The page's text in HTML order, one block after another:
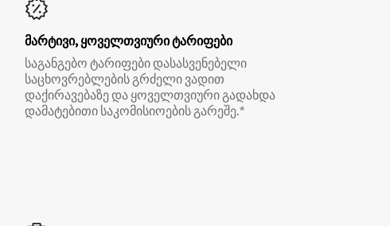
მარტივი, ყოველთვიური ტარიფები
საგანგებო ტარიფები დასასვენებელი
საცხოვრებლების გრძელი ვადით
დაქირავებაზე და ყოველთვიური გადახდა
დამატებითი საკომისიოების გარეშე.*